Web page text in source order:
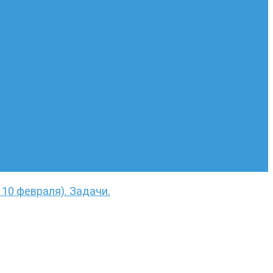
февраля). Задачи.